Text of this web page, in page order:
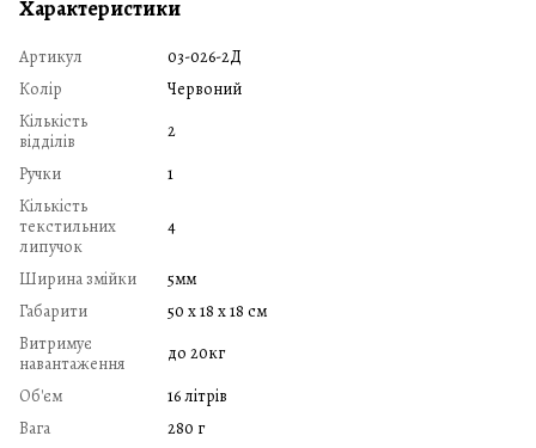
Характеристики
Артикул
03-026-2Д
Колір
Червоний
Кількість
відділів
2
Ручки
1
Кількість
текстильних
липучок
4
Ширина змійки
5мм
Габарити
50 х 18 х 18 см
Витримує
навантаження
до 20кг
Об'єм
16 літрів
Вага
280 г